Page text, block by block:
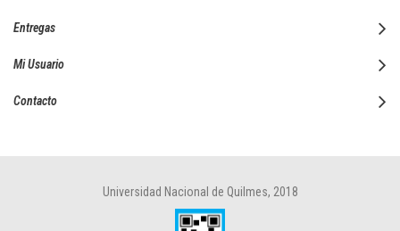
Entregas
Mi Usuario
Contacto
Universidad Nacional de Quilmes, 2018